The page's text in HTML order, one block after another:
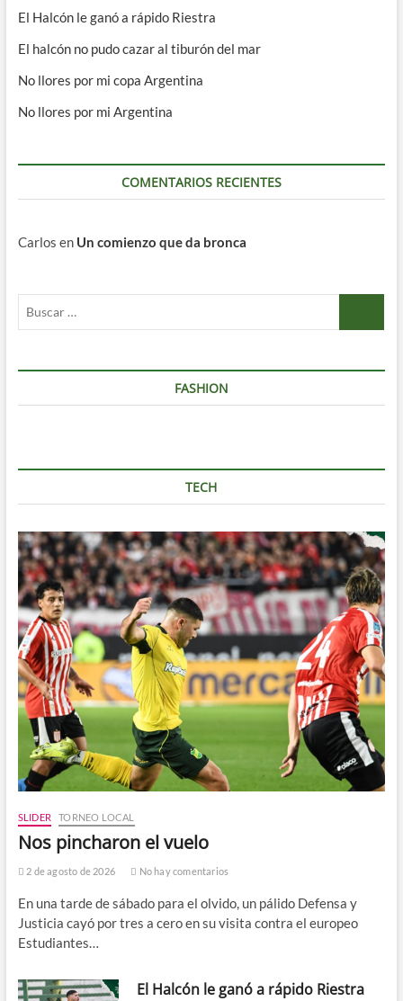
El Halcón le ganó a rápido Riestra
El halcón no pudo cazar al tiburón del mar
No llores por mi copa Argentina
No llores por mi Argentina
COMENTARIOS RECIENTES
Carlos en Un comienzo que da bronca
FASHION
TECH
SLIDER TORNEO LOCAL
Nos pincharon el vuelo
2 de agosto de 2026 No hay comentarios
En una tarde de sábado para el olvido, un pálido Defensa y
Justicia cayó por tres a cero en su visita contra el europeo
Estudiantes…
El Halcón le ganó a rápido Riestra